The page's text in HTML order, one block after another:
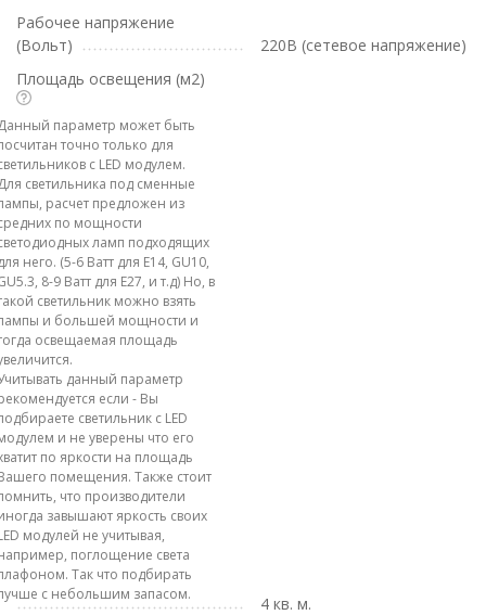
Рабочее напряжение
(Вольт)
220В (сетевое напряжение)
Площадь освещения (м2)
параметр может быть
точно только для
с LED модулем.
светильника под сменные
расчет предложен из
по мощности
ламп подходящих
него. (5-6 Ватт для E14, GU10,
8-9 Ватт для E27, и т.д) Но, в
светильник можно взять
и большей мощности и
освещаемая площадь
данный параметр
если - Вы
светильник с LED
и не уверены что его
по яркости на площадь
помещения. Также стоит
что производители
завышают яркость своих
модулей не учитывая,
поглощение света
Так что подбирать
с небольшим запасом.
4 кв. м.